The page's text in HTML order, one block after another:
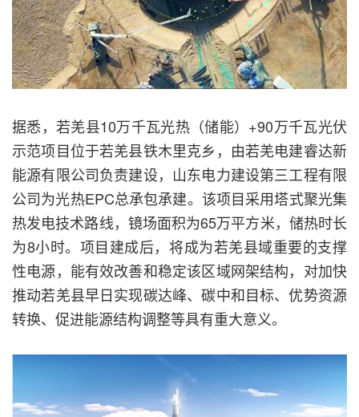
据悉，若羌县10万千瓦光热（储能）+90万千瓦光伏
示范项目位于若羌县铁木里克乡，由若羌电建睿达新
能源有限公司负责建设，山东电力建设第三工程有限
公司为光热EPC总承包承建。该项目采用塔式聚光集
热发电技术路线，镜场面积为65万平方米，储热时长
为8小时。项目建成后，将成为若羌县域重要的支撑
性电源，能有效改善和稳定该区域网架结构，对加快
推动若羌县早日实现碳达峰、碳中和目标、优势资源
转换、促进能源结构调整等具有重大意义。